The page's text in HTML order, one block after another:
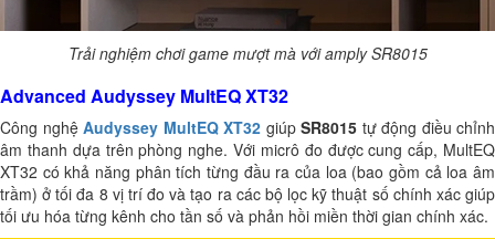
Trải nghiệm chơi game mượt mà với amply SR8015
Advanced Audyssey MultEQ XT32
Công nghệ Audyssey MultEQ XT32 giúp SR8015 tự động điều chỉnh
âm thanh dựa trên phòng nghe. Với micrô đo được cung cấp, MultEQ
XT32 có khả năng phân tích từng đầu ra của loa (bao gồm cả loa âm
trầm) ở tối đa 8 vị trí đo và tạo ra các bộ lọc kỹ thuật số chính xác giúp
tối ưu hóa từng kênh cho tần số và phản hồi miền thời gian chính xác.